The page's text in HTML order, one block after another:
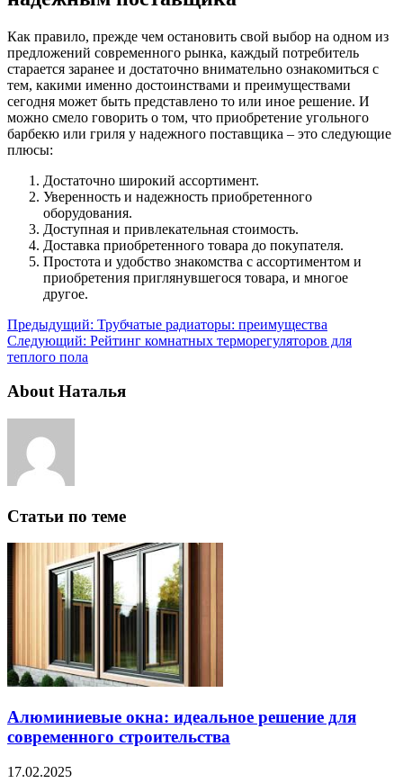
Как правило, прежде чем остановить свой выбор на одном из
предложений современного рынка, каждый потребитель
старается заранее и достаточно внимательно ознакомиться с
тем, какими именно достоинствами и преимуществами
сегодня может быть представлено то или иное решение. И
можно смело говорить о том, что приобретение угольного
барбекю или гриля у надежного поставщика – это следующие
плюсы:
Достаточно широкий ассортимент.
Уверенность и надежность приобретенного
оборудования.
Доступная и привлекательная стоимость.
Доставка приобретенного товара до покупателя.
Простота и удобство знакомства с ассортиментом и
приобретения приглянувшегося товара, и многое
другое.
Предыдущий: Трубчатые радиаторы: преимущества
Следующий: Рейтинг комнатных терморегуляторов для
теплого пола
About Наталья
Статьи по теме
Алюминиевые окна: идеальное решение для
современного строительства
17.02.2025